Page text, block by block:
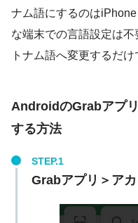
ナム語にするのは
な端末での言語設定は
トナム語へ変更するだけ
AndroidのGrabアプ
する方法
Grabアプリ＞アカ